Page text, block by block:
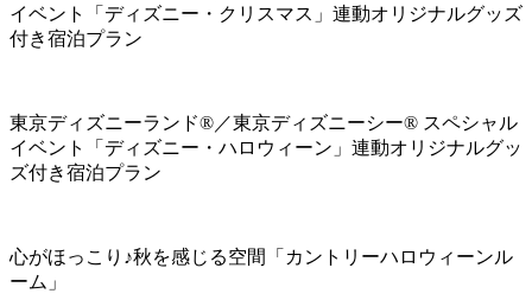
イベント「ディズニー・クリスマス」連動オリジナルグッズ
付き宿泊プラン
東京ディズニーランド®／東京ディズニーシー® スペシャル
イベント「ディズニー・ハロウィーン」連動オリジナルグッ
ズ付き宿泊プラン
心がほっこり♪秋を感じる空間「カントリーハロウィーンル
ーム」